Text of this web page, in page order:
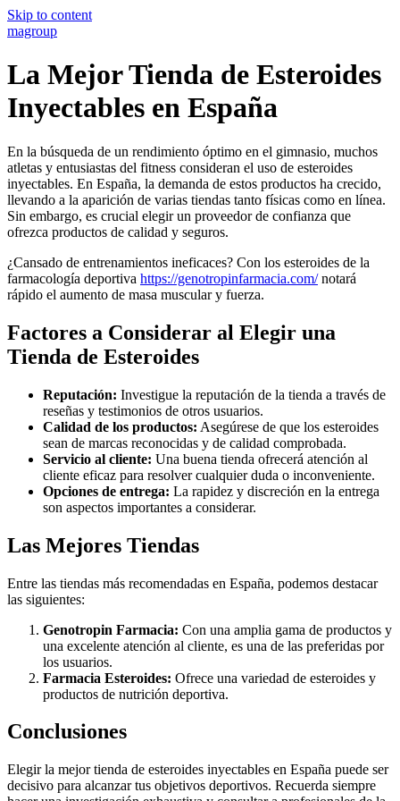
Skip to content
magroup
La Mejor Tienda de Esteroides
Inyectables en España
En la búsqueda de un rendimiento óptimo en el gimnasio, muchos
atletas y entusiastas del fitness consideran el uso de esteroides
inyectables. En España, la demanda de estos productos ha crecido,
llevando a la aparición de varias tiendas tanto físicas como en línea.
Sin embargo, es crucial elegir un proveedor de confianza que
ofrezca productos de calidad y seguros.
¿Cansado de entrenamientos ineficaces? Con los esteroides de la
farmacología deportiva https://genotropinfarmacia.com/notará
rápido el aumento de masa muscular y fuerza.
Factores a Considerar al Elegir una
Tienda de Esteroides
Reputación: Investigue la reputación de la tienda a través de
reseñas y testimonios de otros usuarios.
Calidad de los productos: Asegúrese de que los esteroides
sean de marcas reconocidas y de calidad comprobada.
Servicio al cliente: Una buena tienda ofrecerá atención al
cliente eficaz para resolver cualquier duda o inconveniente.
Opciones de entrega: La rapidez y discreción en la entrega
son aspectos importantes a considerar.
Las Mejores Tiendas
Entre las tiendas más recomendadas en España, podemos destacar
las siguientes:
Genotropin Farmacia: Con una amplia gama de productos y
una excelente atención al cliente, es una de las preferidas por
los usuarios.
Farmacia Esteroides: Ofrece una variedad de esteroides y
productos de nutrición deportiva.
Conclusiones
Elegir la mejor tienda de esteroides inyectables en España puede ser
decisivo para alcanzar tus objetivos deportivos. Recuerda siempre